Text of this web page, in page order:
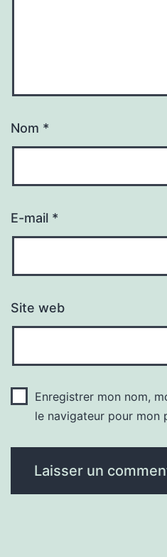
Nom *
E-mail *
Site web
Enregistrer mon nom,
le navigateur pour mon